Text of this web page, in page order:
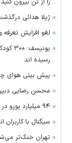
ژیلا هدائی
لغو افزایش
رسیده اند
پیش بینی هوای
محسن رضایی
۹۴ میلیارد یورو در اختیار تراستی ها
سیگنال با کاربران
تهران خنک‌تر